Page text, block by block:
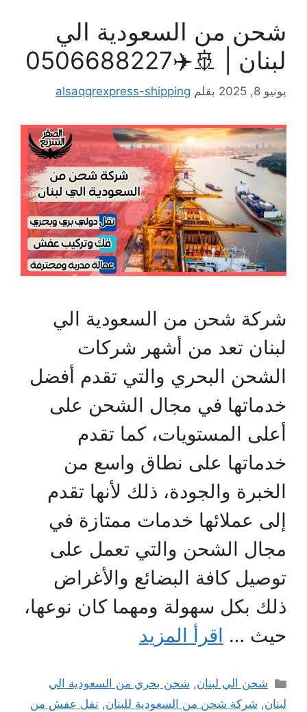
شحن من السعودية الي
لبنان | 🚢✈️0506688227
يونيو 8, 2025 بقلم alsaqqrexpress-shipping
شركة شحن من السعودية الي
لبنان تعد من أشهر شركات
الشحن البحري والتي تقدم أفضل
خدماتها في مجال الشحن على
أعلى المستويات، كما تقدم
خدماتها على نطاق واسع من
الخبرة والجودة، ذلك لأنها تقدم
إلى عملائها خدمات ممتازة في
مجال الشحن والتي تعمل على
توصيل كافة البضائع والأغراض
ذلك بكل سهولة ومهما كان نوعها،
حيث … اقرأ المزيد
التصنيفات
شحن الي لبنان, شحن بحري من السعودية الي
لبنان, شركة شحن من السعودية للبنان, نقل عفش من